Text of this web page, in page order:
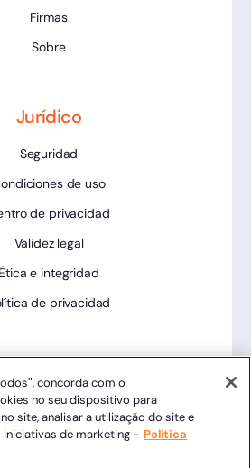
Firmas
Sobre
Jurídico
Seguridad
de uso
de privacidad
Validez legal
Ética e integridad
de privacidad
Herramientas
de la plataforma
concorda com o
no seu dispositivo para
site, analisar a utilização do site e
de marketing - Política